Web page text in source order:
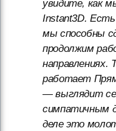
увидите, как
Instant3D.
мы способны
продолжим
направлениях.
работает
— выглядит
симпатичным
деле это